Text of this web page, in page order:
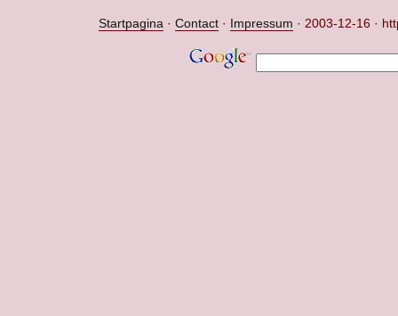
Startpagina· Contact· Impressum · 2003-12-16 ·